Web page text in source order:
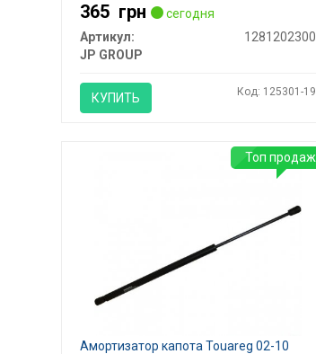
365 грн
сегодня
Артикул:
1281202300
JP GROUP
КУПИТЬ Код: 125301-19
Амортизатор капота Touareg 02-10
Топ продаж